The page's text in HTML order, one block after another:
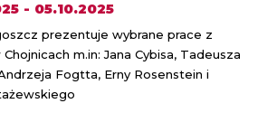
- 05.10.2025
prezentuje wybrane prace z
m.in: Jana Cybisa, Tadeusza
Fogtta, Erny Rosenstein i